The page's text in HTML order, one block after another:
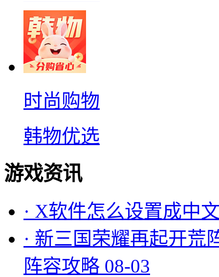
时尚购物
韩物优选
游戏资讯
· X软件怎么设置成中
· 新三国荣耀再起开荒
阵容攻略 08-03